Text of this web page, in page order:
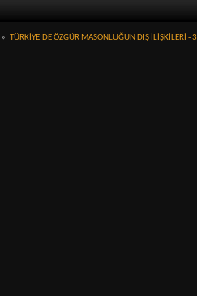
» TÜRKİYE’DE ÖZGÜR MASONLUĞUN DIŞ İLİŞKİLERİ - 3